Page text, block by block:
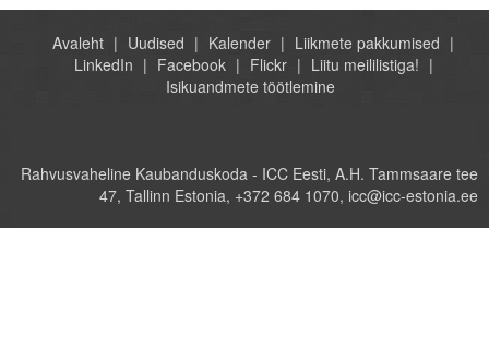
Avaleht Uudised Kalender
Liikmete pakkumised
LinkedIn
Facebook Flickr
Liitu meililistiga!
Isikuandmete töötlemine
Rahvusvaheline Kaubanduskoda - ICC Eesti, A.H. Tammsaare tee
47, Tallinn Estonia, +372 684 1070, icc@icc-estonia.ee